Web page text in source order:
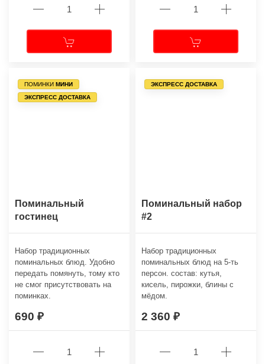
ПОМИНКИ МИНИ
ЭКСПРЕСС ДОСТАВКА
Поминальный
гостинец
Набор традиционных
поминальных блюд. Удобно
передать помянуть, тому кто
не смог присутствовать на
поминках.
690
ЭКСПРЕСС ДОСТАВКА
Поминальный набор
#2
Набор традиционных
поминальных блюд на 5-ть
персон. состав: кутья,
кисель, пирожки, блины с
мёдом.
2 360